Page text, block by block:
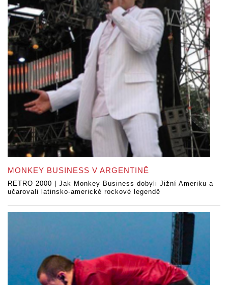
MONKEY BUSINESS V ARGENTINĚ
RETRO 2000 | Jak Monkey Business dobyli Jižní Ameriku a
učarovali latinsko-americké rockové legendě